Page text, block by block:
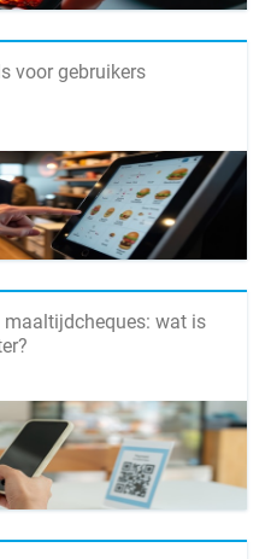
voor gebruikers
maaltijdcheques: wat is